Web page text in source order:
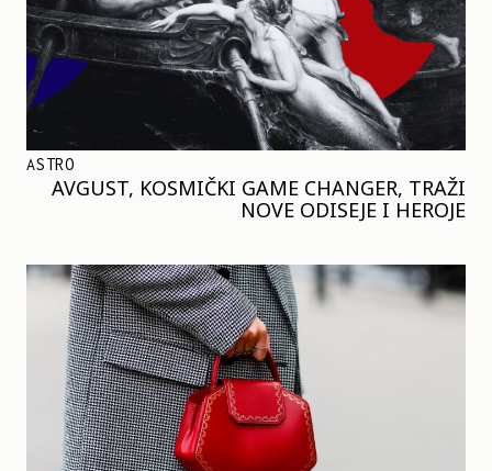
ASTRO
AVGUST, KOSMIČKI GAME CHANGER, TRAŽI
NOVE ODISEJE I HEROJE